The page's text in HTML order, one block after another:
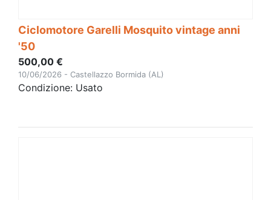
Ciclomotore Garelli Mosquito vintage anni
'50
500,00 €
10/06/2026 - Castellazzo Bormida (AL)
Condizione: Usato